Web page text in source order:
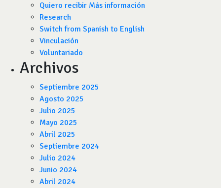
Quiero recibir Más información
Research
Switch from Spanish to English
Vinculación
Voluntariado
Archivos
Septiembre 2025
Agosto 2025
Julio 2025
Mayo 2025
Abril 2025
Septiembre 2024
Julio 2024
Junio 2024
Abril 2024